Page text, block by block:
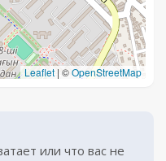
Leaflet | ©OpenStreetMap
или что вас не